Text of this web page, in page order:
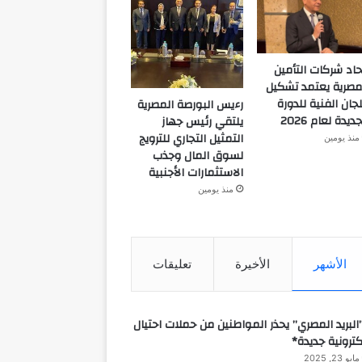
شركات التأمين
يعتمد تشكيل
الفنية للدورة
لعام 2026
منذ يومين
رءيس البورصة المصرية
يلتقي رئيس جهاز
التمثيل التجاري للترويج
لسوق المال وجذب
الاستثمارات الأجنبية
منذ يومين
الأشهر الأخيرة تعليقات
المصري” يحذر المواطنين من حملات احتيال
جديدة*
مايو 23, 2025